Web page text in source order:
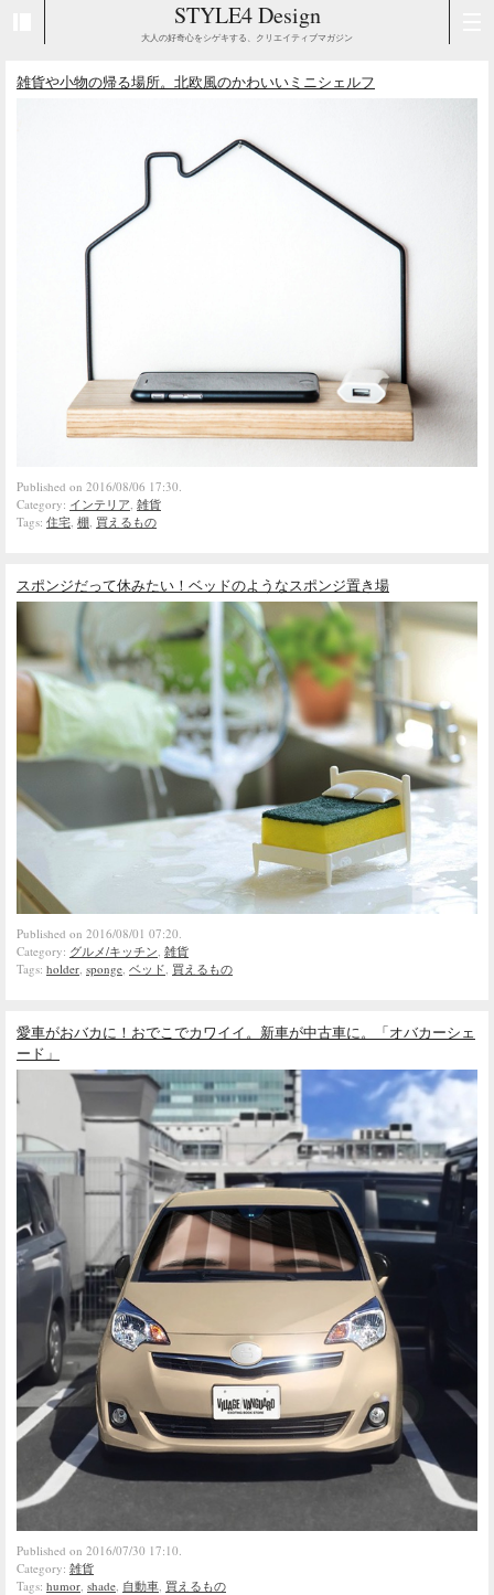
STYLE4 Design
大人の好奇心をシゲキする、クリエイティブマガジン
雑貨や小物の帰る場所。北欧風のかわいいミニシェルフ
Published on 2016/08/06 17:30.
Category: インテリア, 雑貨
Tags: 住宅, 棚, 買えるもの
スポンジだって休みたい！ベッドのようなスポンジ置き場
Published on 2016/08/01 07:20.
Category: グルメ/キッチン 雑貨
Tags: holder sponge ベッド 買えるもの
愛車がおバカに！おでこでカワイイ。新車が中古車に。「オバカーシェ
ード」
Published on 2016/07/30 17:10.
Category: 雑貨
Tags: humor, shade, 自動車, 買えるもの